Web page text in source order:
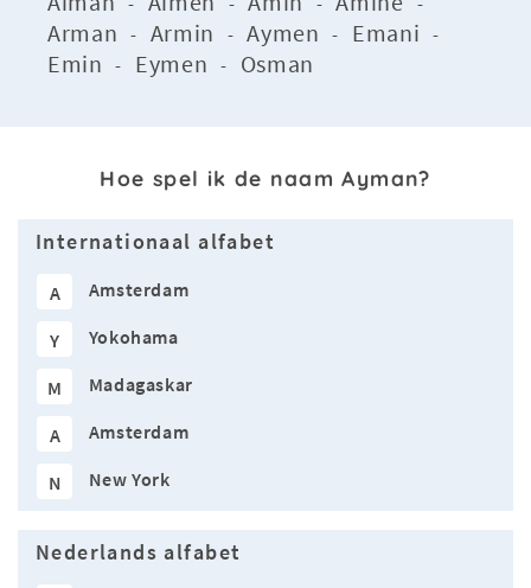
Arman - Armin -Aymen - Emani -
Emin - Eymen - Osman
Hoe spel ik de naam Ayman?
Internationaal alfabet
A Amsterdam
Y Yokohama
M Madagaskar
A Amsterdam
N New York
Nederlands alfabet